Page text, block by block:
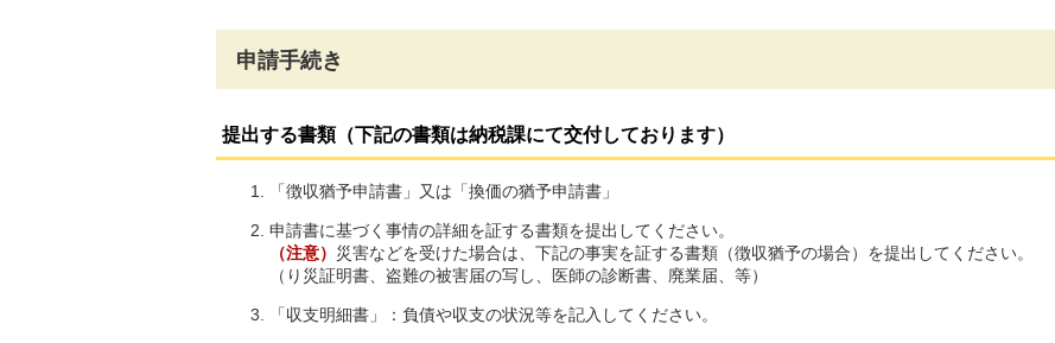
申請手続き
提出する書類（下記の書類は納税課にて交付しております）
「徴収猶予申請書」又は「換価の猶予申請書」
申請書に基づく事情の詳細を証する書類を提出してください。
（注意） 災害などを受けた場合は、下記の事実を証する書類（徴収猶予の場合）を提出してください。
（り災証明書、盗難の被害届の写し、医師の診断書、廃業届、等）
「収支明細書」：負債や収支の状況等を記入してください。